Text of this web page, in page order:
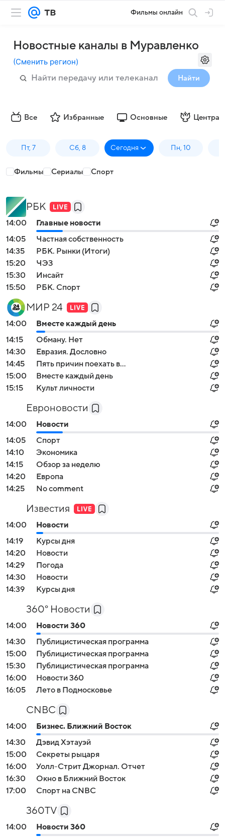
Фильмы онлайн
Новостные каналы в Муравленко
(Сменить регион)
Найти
Все Избранные Основные
Пт, 7 Сб, 8 Сегодня Пн, 10
Фильмы Сериалы Спорт
РБК
14:00
Главные новости
14:05
Частная собственность
14:35
РБК. Рынки (Итоги)
15:20
ЧЭЗ
15:30
Инсайт
15:50
РБК. Спорт
МИР 24
14:00
Вместе каждый день
14:15
Обману. Нет
14:30
Евразия. Дословно
14:45
Пять причин поехать в...
15:00
Вместе каждый день
15:15
Культ личности
Евроновости
14:00
Новости
14:05
Спорт
14:10
Экономика
14:15
Обзор за неделю
14:20
Европа
14:25
No comment
Известия
14:00
Новости
14:19
Курсы дня
14:20
Новости
14:29
Погода
14:30
Новости
14:39
Курсы дня
360° Новости
14:00
Новости 360
14:30
Публицистическая программа
15:00
Публицистическая программа
15:30
Публицистическая программа
16:00
Новости 360
16:05
Лето в Подмосковье
CNBC
14:00
Бизнес. Ближний Восток
14:30
Дэвид Хэтауэй
15:00
Секреты рыцаря
16:00
Уолл-Стрит Джорнал. Отчет
16:30
Окно в Ближний Восток
17:00
Спорт на СNBС
360TV
14:00
Новости 360